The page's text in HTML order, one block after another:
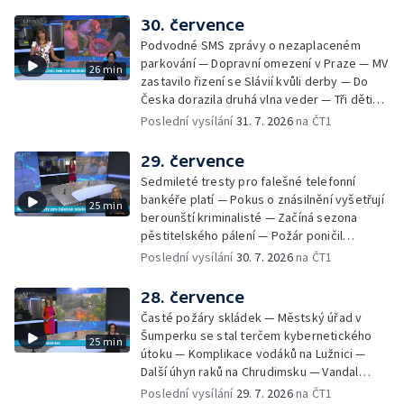
Nelegání hřbitov domácích mazlíčků — Státní
zastupitelství zrušilo trestní stíhání ženy z
Teplicka, kterou policie dříve obvinila z
týrání koček — Péče o seniory jako brigáda
— Po pádu stromů prověří alej odborníci —
Festival Hrady CZ poprvé na Hluboké
26 min
30. července
Podvodné SMS zprávy o nezaplaceném
parkování — Dopravní omezení v Praze — MV
zastavilo řizení se Slávií kvůli derby — Do
Česka dorazila druhá vlna veder — Tři děti
zůstali v rozpáleném autě — Problém s
mraženými potravinami v horku — Slavnostní
vyřazení absolventů Univerzity obrany —
Zájem o obytné vozy roste — Praha má
novou servisní loď — Vidická samoobslužná
prodejna si na provoz vydělá — U jezera
Most začíná festival Let It Roll — Vyvrcholil
bouřkový neboli jelení úplněk — Kanoistka
Poslední vysílání31. 7. 2026na ČT1
25 min
29. července
Sedmileté tresty pro falešné telefonní
bankéře platí — Pokus o znásilnění vyšetřují
berounští kriminalisté — Začíná sezona
pěstitelského pálení — Požár poničil
historickou vilu Marta v Písku — Končí Letní
odpad — Nedostatek vody na Hracholuskách
— Příprava nového plavebního stupně v
Děčíně — Biokoridor pro užovku stromovou
— Záchrana liblického vysílače — První
koncert Diany Ross v Česku — Výroba
obrněných vozidel CV90 — Biokoridor pod
vedením vysokého napětí
Poslední vysílání30. 7. 2026na ČT1
25 min
28. července
Časté požáry skládek — Městský úřad v
Šumperku se stal terčem kybernetického
útoku — Komplikace vodáků na Lužnici —
Další úhyn raků na Chrudimsku — Vandal
poškodil okna na Ještědu — Lvice Elza má
Poslední vysílání 29. 7. 2026na ČT1